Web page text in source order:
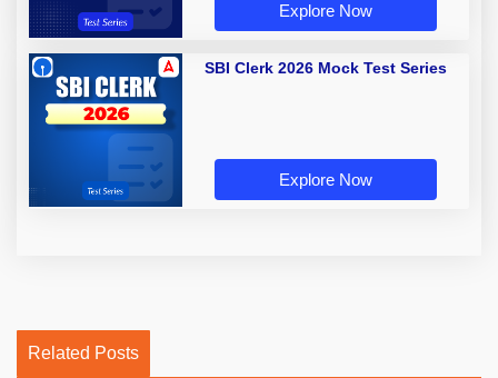
Explore Now
SBI Clerk 2026 Mock Test Series
Explore Now
Related Posts